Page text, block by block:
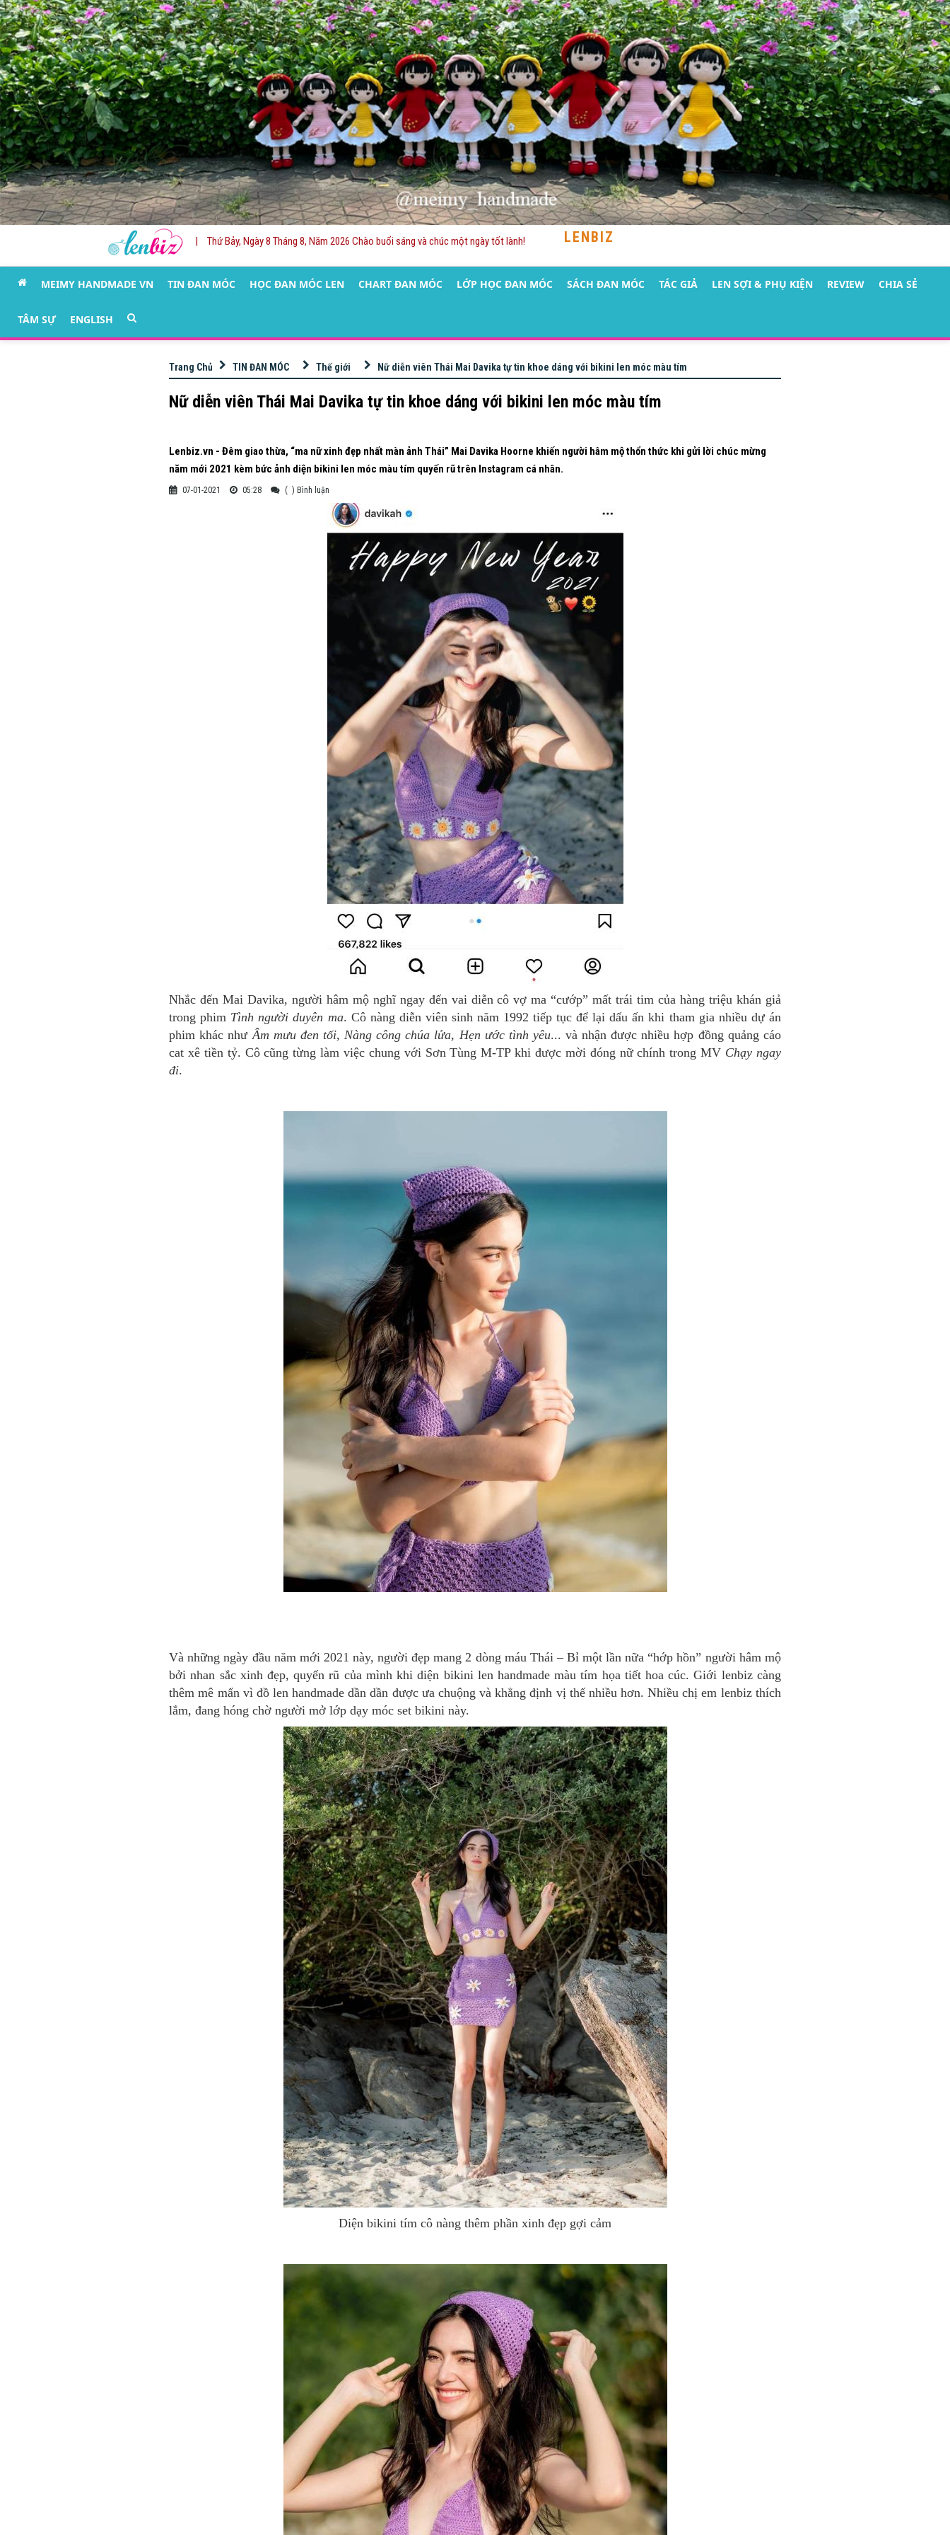
| Thứ Bảy, Ngày 8 Tháng 8, Năm 2026 Chào buổi sáng và chúc một ngày tốt lành! LENBIZ
MEIMY HANDMADE VN TIN ĐAN MÓC HỌC ĐAN MÓC LEN CHART ĐAN MÓC LỚP HỌC ĐAN MÓC SÁCH ĐAN MÓC TÁC GIẢ LEN SỢI & PHỤ KIỆN REVIEW CHIA SẺ
TÂM SỰ ENGLISH
Trang Chủ TIN ĐAN MÓC Thế giới Nữ diễn viên Thái Mai Davika tự tin khoe dáng với bikini len móc màu tím
Nữ diễn viên Thái Mai Davika tự tin khoe dáng với bikini len móc màu tím
Lenbiz.vn - Đêm giao thừa, “ma nữ xinh đẹp nhất màn ảnh Thái” Mai Davika Hoorne khiến người hâm mộ thổn thức khi gửi lời chúc mừng
năm mới 2021 kèm bức ảnh diện bikini len móc màu tím quyến rũ trên Instagram cá nhân.
07-01-2021 05:28 ( ) Bình luận
Nhắc đến Mai Davika, người hâm mộ nghĩ ngay đến vai diễn cô vợ ma “cướp” mất trái tim của hàng triệu khán giả
trong phim Tình người duyên ma. Cô nàng diễn viên sinh năm 1992 tiếp tục để lại dấu ấn khi tham gia nhiều dự án
phim khác nhưÂm mưu đen tối, Nàng công chúa lửa, Hẹn ước tình yêu... và nhận được nhiều hợp đồng quảng cáo
cat xê tiền tỷ. Cô cũng từng làm việc chung với Sơn Tùng M-TP khi được mời đóng nữ chính trong MV Chạy ngay
đi.
Và những ngày đầu năm mới 2021 này, người đẹp mang 2 dòng máu Thái – Bỉ một lần nữa “hớp hồn” người hâm mộ
bởi nhan sắc xinh đẹp, quyến rũ của mình khi diện bikini len handmade màu tím họa tiết hoa cúc. Giới lenbiz càng
thêm mê mẩn vì đồ len handmade dần dần được ưa chuộng và khẳng định vị thế nhiều hơn. Nhiều chị em lenbiz thích
lắm, đang hóng chờ người mở lớp dạy móc set bikini này.
Diện bikini tím cô nàng thêm phần xinh đẹp gợi cảm